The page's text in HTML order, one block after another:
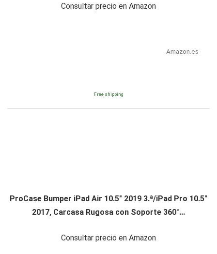
Consultar precio en Amazon
Amazon.es
Free shipping
ProCase Bumper iPad Air 10.5" 2019 3.ª/iPad Pro 10.5"
2017, Carcasa Rugosa con Soporte 360°...
Consultar precio en Amazon